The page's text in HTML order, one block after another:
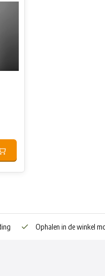
Ophalen in de winkel